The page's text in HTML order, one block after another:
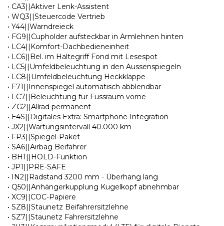
• CA3||Aktiver Lenk-Assistent
• WQ3||Steuercode Vertrieb
• Y44||Warndreieck
• FG9||Cupholder aufsteckbar in Armlehnen hinten
• LC4||Komfort-Dachbedieneinheit
• LC6||Bel. im Haltegriff Fond mit Lesespot
• LC5||Umfeldbeleuchtung in den Aussenspiegeln
• LC8||Umfeldbeleuchtung Heckklappe
• F71||Innenspiegel automatisch abblendbar
• LC7||Beleuchtung für Fussraum vorne
• ZG2||Allrad permanent
• E4S||Digitales Extra: Smartphone Integration
• JX2||Wartungsintervall 40.000 km
• FP3||Spiegel-Paket
• SA6||Airbag Beifahrer
• BH1||HOLD-Funktion
• JP1||PRE-SAFE
• IN2||Radstand 3200 mm - Überhang lang
• Q50||Anhängerkupplung Kugelkopf abnehmbar
• XC9||COC-Papiere
• SZ8||Staunetz Beifahrersitzlehne
• SZ7||Staunetz Fahrersitzlehne